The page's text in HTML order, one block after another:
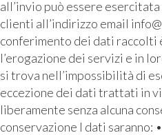
all’invio può essere
clienti all’indirizzo email
conferimento dei dati raccolti
l’erogazione dei servizi e in
si trova nell’impossibilità di
eccezione dei dati trattati in
liberamente senza alcuna
conservazione I dati saranno: